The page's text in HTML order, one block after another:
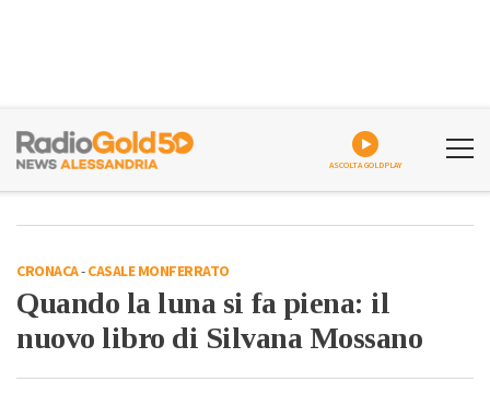
ASCOLTA GOLDPLAY
CRONACA-CASALE MONFERRATO
Quando la luna si fa piena: il
nuovo libro di Silvana Mossano